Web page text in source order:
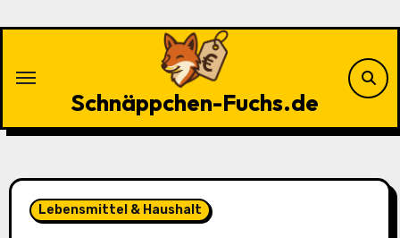
Schnäppchen-Fuchs.de
Lebensmittel & Haushalt